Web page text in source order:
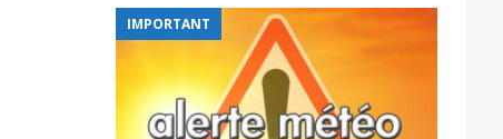
IMPORTANT